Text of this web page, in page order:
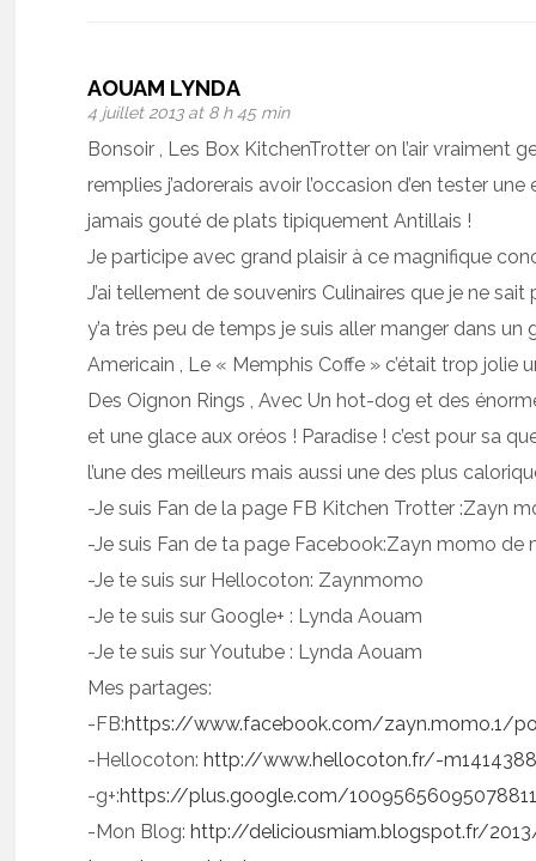
AOUAM LYNDA
4 juillet 2013 at 8 h 45 min
Bonsoir , Les Box KitchenTrotter on l’air vraiment
remplies j’adorerais avoir l’occasion d’en tester
jamais gouté de plats tipiquement Antillais !
Je participe avec grand plaisir à ce magnifique
J’ai tellement de souvenirs Culinaires que je ne sait
y’a très peu de temps je suis aller manger dans
Americain , Le « Memphis Coffe » c’était trop jolie
Des Oignon Rings , Avec Un hot-dog et des
et une glace aux oréos ! Paradise ! c’est pour sa
l’une des meilleurs mais aussi une des plus
-Je suis Fan de la page FB Kitchen Trotter :Zayn
-Je suis Fan de ta page Facebook:Zayn momo de
-Je te suis sur Hellocoton: Zaynmomo
-Je te suis sur Google+ : Lynda Aouam
-Je te suis sur Youtube : Lynda Aouam
Mes partages:
-FB:https://www.facebook.com/zayn.momo.1/
-Hellocoton:http://www.hellocoton.fr/-
-g+:https://plus.google.com/
-Mon Blog:http://deliciousmiam.blogspot.fr/